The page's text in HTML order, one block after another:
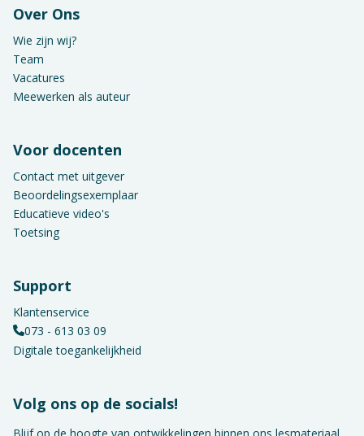
Over Ons
Wie zijn wij?
Team
Vacatures
Meewerken als auteur
Voor docenten
Contact met uitgever
Beoordelingsexemplaar
Educatieve video's
Toetsing
Support
Klantenservice
073 - 613 03 09
Digitale toegankelijkheid
Volg ons op de socials!